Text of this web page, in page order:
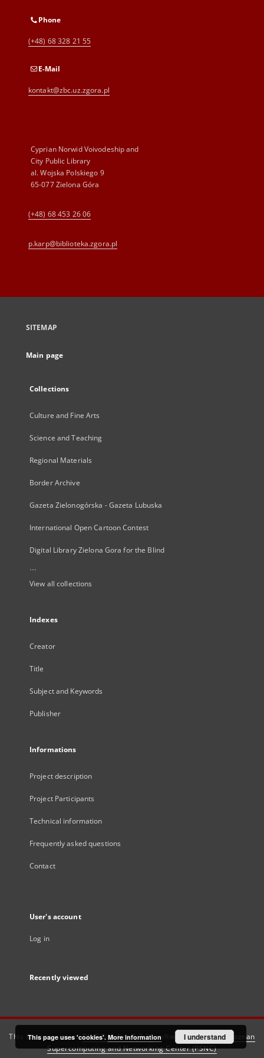
Phone
(+48) 68 328 21 55
E-Mail
kontakt@zbc.uz.zgora.pl
Cyprian Norwid Voivodeship and
City Public Library
al. Wojska Polskiego 9
65-077 Zielona Góra
(+48) 68 453 26 06
p.karp@biblioteka.zgora.pl
SITEMAP
Main page
Collections
Culture and Fine Arts
Science and Teaching
Regional Materials
Border Archive
Gazeta Zielonogórska - Gazeta Lubuska
International Open Cartoon Contest
Digital Library Zielona Gora for the Blind
...
View all collections
Indexes
Creator
Title
Subject and Keywords
Publisher
Informations
Project description
Project Participants
Technical information
Frequently asked questions
Contact
User's account
Log in
Recently viewed
This service runs onDInGO dLibra 6.3.21software created by
Poznan
Supercomputing and Networking Center (PSNC)
This page uses 'cookies'. More information I understand